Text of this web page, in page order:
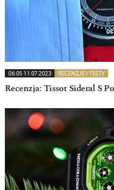
06:05 11.07.2023 RECENZJE I TESTY
Recenzja: Tissot Sideral S